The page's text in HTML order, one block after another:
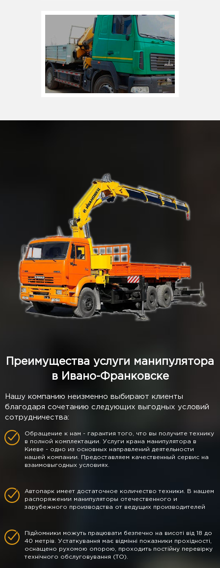
Преимущества услуги манипулятора
в Ивано-Франковске
Нашу компанию неизменно выбирают клиенты
благодаря сочетанию следующих выгодных условий
сотрудничества:
Обращение к нам - гарантия того, что вы получите технику
в полной комплектации. Услуги крана манипулятора в
Киеве - одно из основных направлений деятельности
нашей компании. Предоставляем качественный сервис на
взаимовыгодных условиях.
Автопарк имеет достаточное количество техники. В нашем
распоряжении манипуляторы отечественного и
зарубежного производства от ведущих производителей
Підйомники можуть працювати безпечно на висоті від 18 до
40 метрів. Устаткування має відмінні показники прохідності,
оснащено рухомою опорою, проходить постійну перевірку
технічного обслуговування (ТО).